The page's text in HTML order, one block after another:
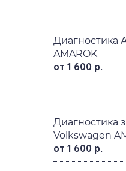
Диагностика
AMAROK
от 1 600 р.
Диагностика
Volkswagen
от 1 600 р.